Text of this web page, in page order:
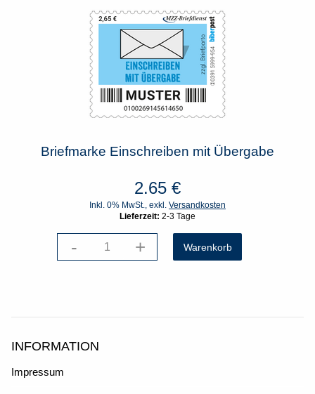
Briefmarke Einschreiben mit Übergabe
2.65 €
Inkl. 0% MwSt., exkl. Versandkosten
Lieferzeit: 2-3 Tage
- +
INFORMATION
Impressum